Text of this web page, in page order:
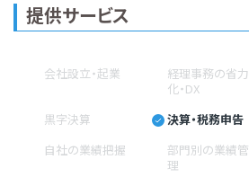
提供サービス
会社設立・起業
経理事務の省力
化・DX
黒字決算 決算・税務申告
自社の業績把握
部門別の業績管
理